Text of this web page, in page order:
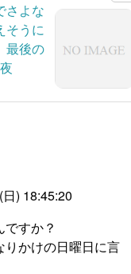
さよな
そうに
最後の
夜
) 18:45:20
すか？
りかけの日曜日に言